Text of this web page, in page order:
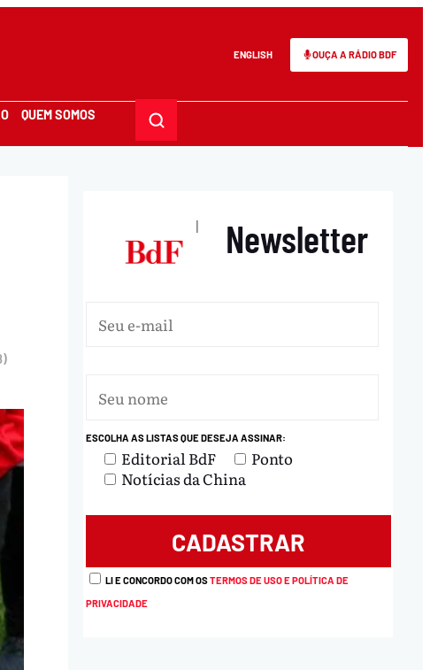
ENGLISH OUÇA A RÁDIO BDF
QUEM SOMOS
| Newsletter
ESCOLHA AS LISTAS QUE DESEJA ASSINAR:
Editorial BdF
Ponto
Notícias da China
LI E CONCORDO COM OSTERMOS DE USO E POLÍTICA DE
PRIVACIDADE